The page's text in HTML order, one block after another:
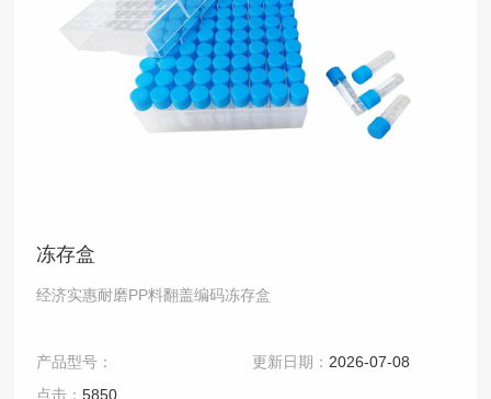
冻存盒
经济实惠耐磨PP料翻盖编码冻存盒
产品型号： 更新日期： 2026-07-08
点击：5850